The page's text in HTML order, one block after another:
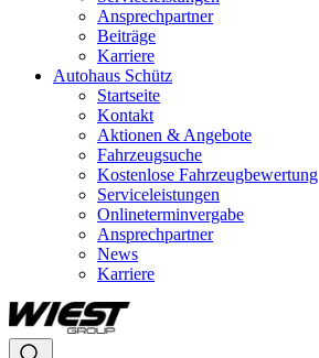
Ansprechpartner
Beiträge
Karriere
Autohaus Schütz
Startseite
Kontakt
Aktionen & Angebote
Fahrzeugsuche
Kostenlose Fahrzeugbewertung
Serviceleistungen
Onlineterminvergabe
Ansprechpartner
News
Karriere